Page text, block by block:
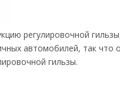
регулировочной
автомобилей, так
гильзы.